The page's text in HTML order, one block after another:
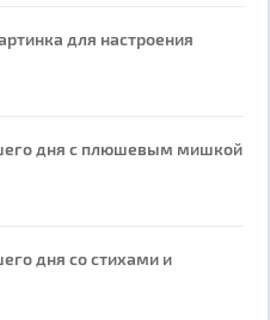
для настроения
дня с плюшевым мишкой
дня со стихами и